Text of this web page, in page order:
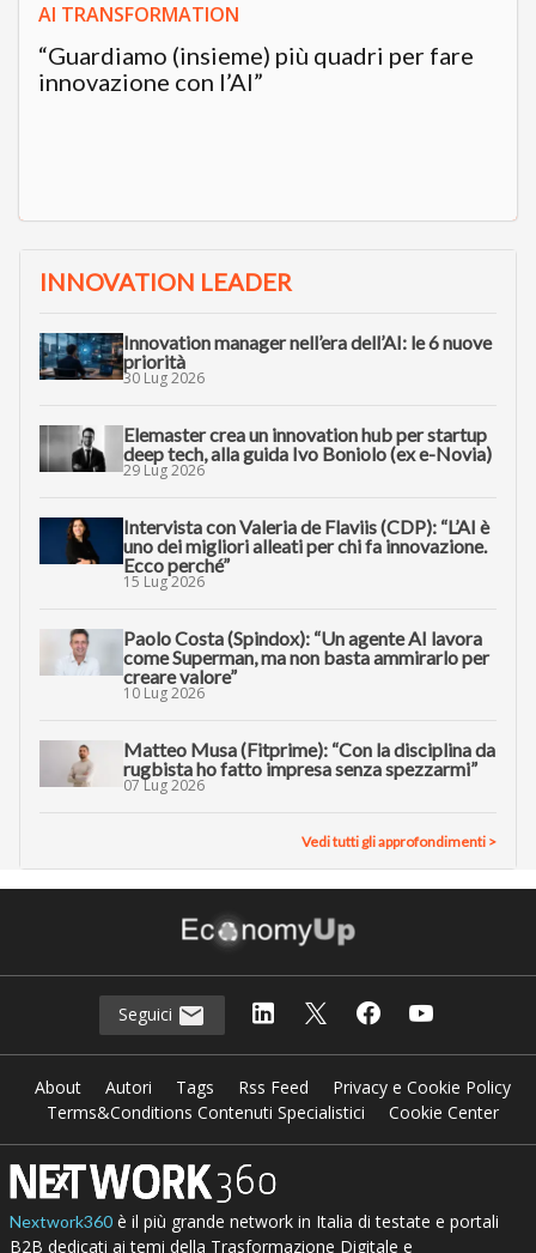
AI TRANSFORMATION
“Guardiamo (insieme) più quadri per fare
innovazione con l’AI”
INNOVATION LEADER
Innovation manager nell’era dell’AI: le 6 nuove
priorità
30 Lug 2026
Elemaster crea un innovation hub per startup
deep tech, alla guida Ivo Boniolo (ex e-Novia)
29 Lug 2026
Intervista con Valeria de Flaviis (CDP): “L’AI è
uno dei migliori alleati per chi fa innovazione.
Ecco perché”
15 Lug 2026
Paolo Costa (Spindox): “Un agente AI lavora
come Superman, ma non basta ammirarlo per
creare valore”
10 Lug 2026
Matteo Musa (Fitprime): “Con la disciplina da
rugbista ho fatto impresa senza spezzarmi”
07 Lug 2026
Vedi tutti gli approfondimenti >
Seguici
About Autori Tags Rss Feed
Privacy e Cookie Policy
Terms&Conditions Contenuti Specialistici
Cookie Center
Nextwork360è il più grande network in Italia di testate e portali
B2B dedicati ai temi della Trasformazione Digitale e